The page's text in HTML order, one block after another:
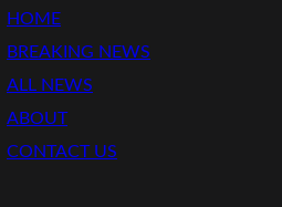
HOME
BREAKING NEWS
ALL NEWS
ABOUT
CONTACT US